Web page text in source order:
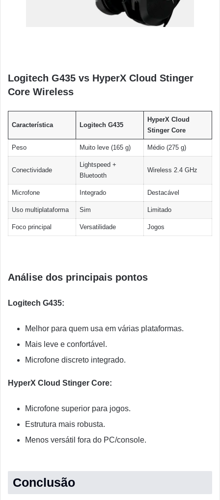
Logitech G435 vs HyperX Cloud Stinger
Core Wireless
Característica Logitech G435
HyperX Cloud
Stinger Core
Peso Muito leve (165 g) Médio (275 g)
Conectividade
Lightspeed +
Bluetooth
Wireless 2.4 GHz
Microfone Integrado Destacável
Uso multiplataforma Sim Limitado
Foco principal Versatilidade Jogos
Análise dos principais pontos
Logitech G435:
Melhor para quem usa em várias plataformas.
Mais leve e confortável.
Microfone discreto integrado.
HyperX Cloud Stinger Core:
Microfone superior para jogos.
Estrutura mais robusta.
Menos versátil fora do PC/console.
Conclusão